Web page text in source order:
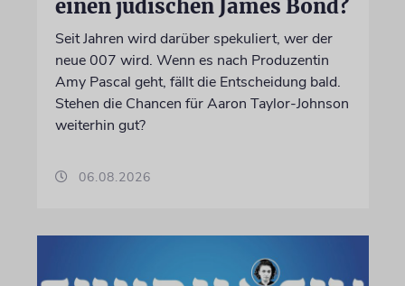
einen jüdischen James Bond?
Seit Jahren wird darüber spekuliert, wer der
neue 007 wird. Wenn es nach Produzentin
Amy Pascal geht, fällt die Entscheidung bald.
Stehen die Chancen für Aaron Taylor-Johnson
weiterhin gut?
06.08.2026